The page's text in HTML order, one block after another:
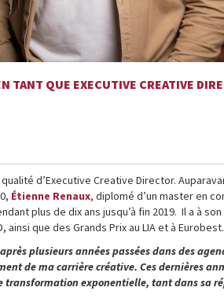
TANT QUE EXECUTIVE CREATIVE
qualité d’Executive Creative Director.
Étienne Renaux, diplomé d’un master en
plus de dix ans jusqu’à fin 2019. Il a à
ainsi que des Grands Prix au LIA et à Eurobest.
plusieurs années passées dans des
de ma carrière créative. Ces dernières
transformation exponentielle, tant dans sa